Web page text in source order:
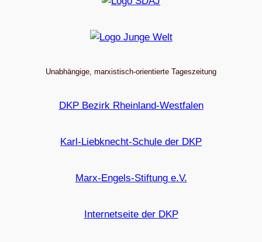
Unabhängige, marxistisch-orientierte Tageszeitung
DKP Bezirk Rheinland-Westfalen
Karl-Liebknecht-Schule der DKP
Marx-Engels-Stiftung e.V.
Internetseite der DKP